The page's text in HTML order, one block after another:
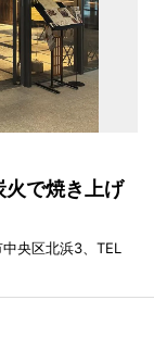
で焼き上げ
央区北浜3、TEL